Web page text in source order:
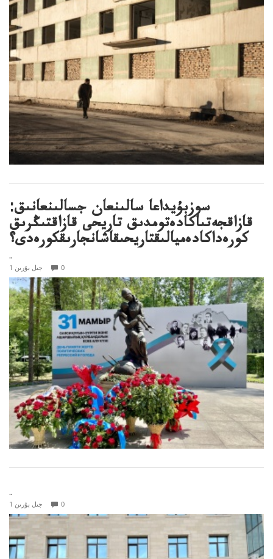
سوزبۇيداعا سالىنعان جسالىنعانىق:
قازاقجەتىاكادەتومدىق تاريحى قازاقتىڭرىق
كورەداكادەميالىقتاريحىقاشانجارىقكورەدى؟
..
1 جىل بۇرىن 0
..
1 جىل بۇرىن 0